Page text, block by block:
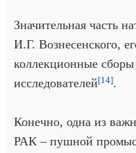
Значительная часть
И.Г. Вознесенского,
коллекционные
исследователей[14].
Конечно, одна из
РАК – пушной